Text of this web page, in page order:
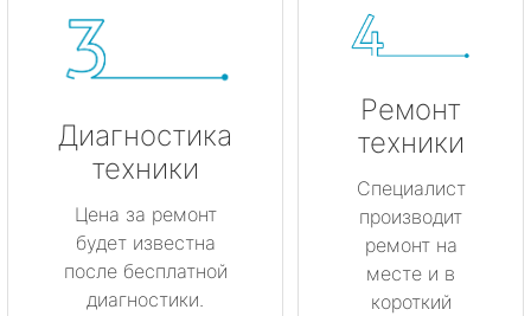
Диагностика
техники
Цена за ремонт
будет известна
после бесплатной
диагностики.
Ремонт
техники
Специалист
производит
ремонт на
месте и в
короткий